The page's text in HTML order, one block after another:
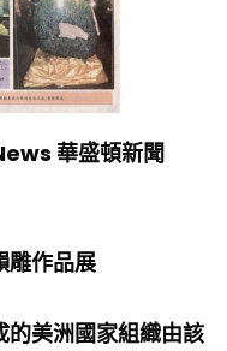
華盛頓新聞
雕作品展
美洲國家組織由該